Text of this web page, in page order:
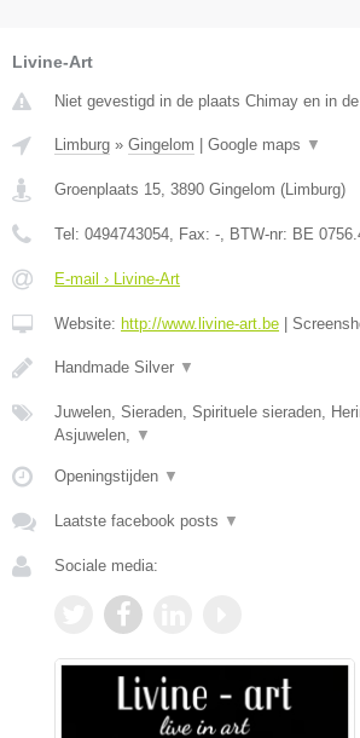
Livine-Art
Niet gevestigd in de plaats Chimay en in
Limburg » Gingelom | Google maps ▼
Groenplaats 15 3890 Gingelom (Limburg)
Tel: 0494743054 , Fax: - , BTW-nr: BE
E-mail › Livine-Art
Website: http://www.livine-art.be |
Handmade Silver ▼
Juwelen, Sieraden, Spirituele sieraden,
Asjuwelen,
▼
Openingstijden ▼
Laatste facebook posts ▼
Sociale media: